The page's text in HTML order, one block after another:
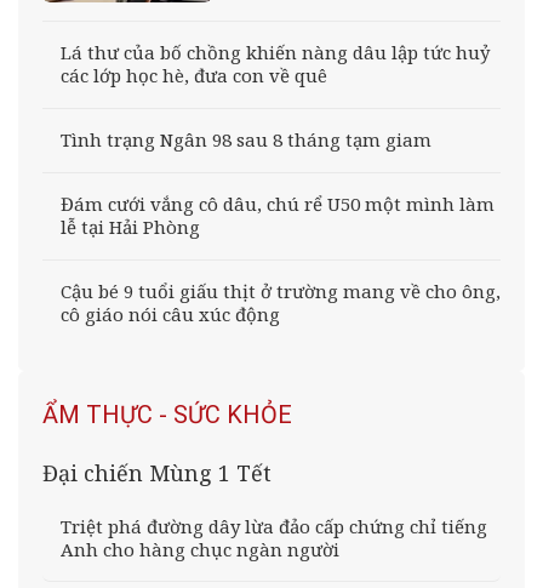
Lá thư của bố chồng khiến nàng dâu lập tức huỷ
các lớp học hè, đưa con về quê
Tình trạng Ngân 98 sau 8 tháng tạm giam
Đám cưới vắng cô dâu, chú rể U50 một mình làm
lễ tại Hải Phòng
Cậu bé 9 tuổi giấu thịt ở trường mang về cho ông,
cô giáo nói câu xúc động
ẨM THỰC - SỨC KHỎE
Đại chiến Mùng 1 Tết
Triệt phá đường dây lừa đảo cấp chứng chỉ tiếng
Anh cho hàng chục ngàn người